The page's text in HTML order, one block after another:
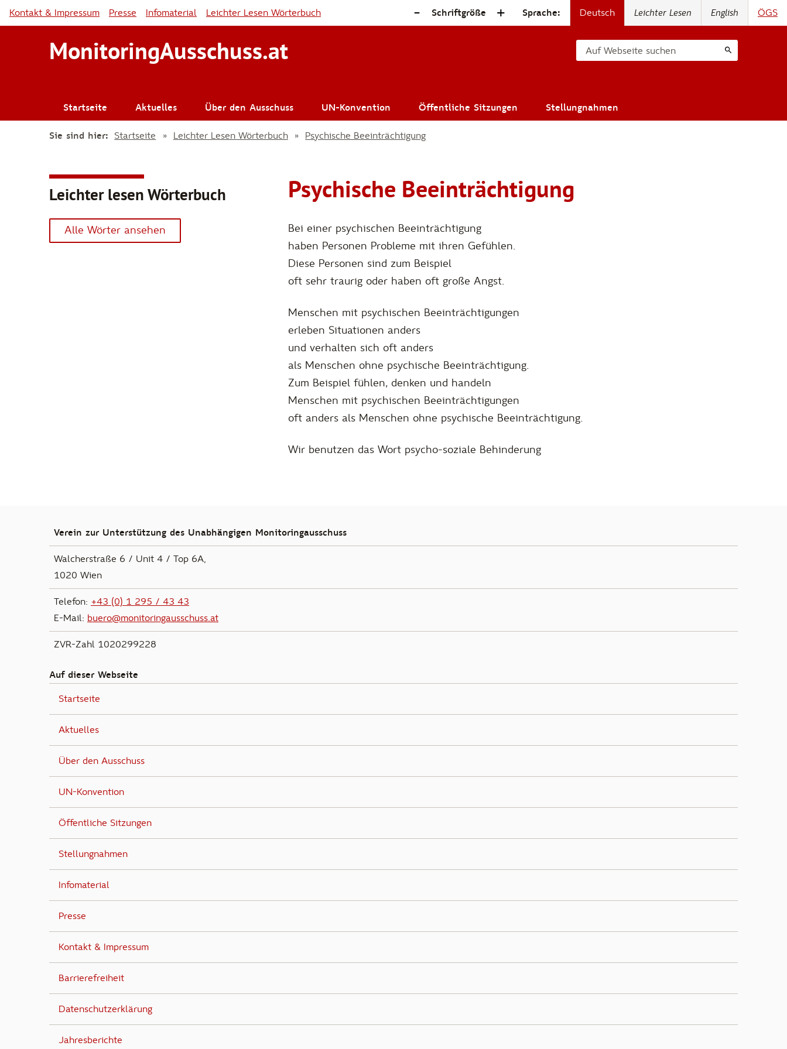
Kontakt & Impressum Presse Infomaterial Leichter Lesen Wörterbuch Schriftgröße
- + Sprache: Deutsch Leichter Lesen English ÖGS
MonitoringAusschuss.at Auf Webseite suchen
Startseite Aktuelles Über den Ausschuss UN-Konvention Öffentliche Sitzungen Stellungnahmen
Sie sind hier: Startseite Leichter Lesen Wörterbuch Psychische Beeinträchtigung
Psychische Beeinträchtigung
Bei einer psychischen Beeinträchtigung
haben Personen Probleme mit ihren Gefühlen.
Diese Personen sind zum Beispiel
oft sehr traurig oder haben oft große Angst.
Menschen mit psychischen Beeinträchtigungen
erleben Situationen anders
und verhalten sich oft anders
als Menschen ohne psychische Beeinträchtigung.
Zum Beispiel fühlen, denken und handeln
Menschen mit psychischen Beeinträchtigungen
oft anders als Menschen ohne psychische Beeinträchtigung.
Wir benutzen das Wort psycho-soziale Behinderung
Leichter lesen Wörterbuch
Alle Wörter ansehen
zur Hauptnavigation
Verein zur Unterstützung des Unabhängigen Monitoringausschuss
Walcherstraße 6 / Unit 4 / Top 6A,
1020 Wien
Telefon: +43 (0) 1 295 / 43 43
E-Mail: buero@monitoringausschuss.at
ZVR-Zahl 1020299228
Auf dieser Webseite
Startseite
Aktuelles
Über den Ausschuss
UN-Konvention
Öffentliche Sitzungen
Stellungnahmen
Infomaterial
Presse
Kontakt & Impressum
Barrierefreiheit
Datenschutzerklärung
Jahresberichte